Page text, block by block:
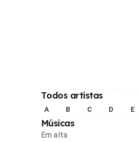
Todos artistas
A B C D E
Músicas
Em alta